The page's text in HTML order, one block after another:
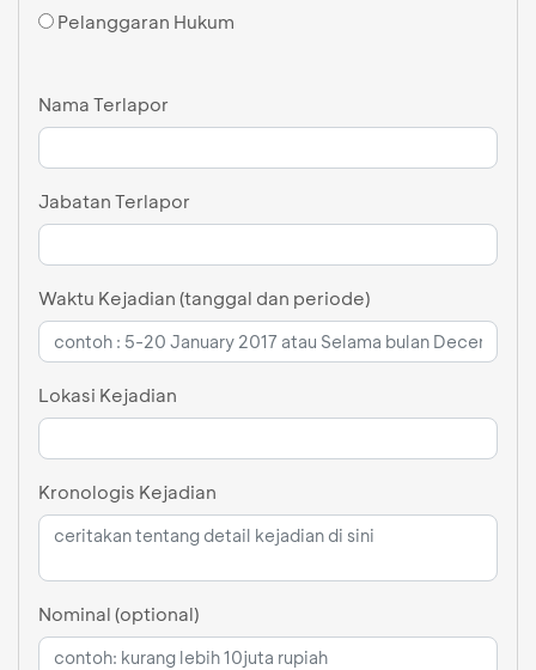
Pelanggaran Hukum
Nama Terlapor
Jabatan Terlapor
Waktu Kejadian (tanggal dan periode)
Lokasi Kejadian
Kronologis Kejadian
Nominal (optional)